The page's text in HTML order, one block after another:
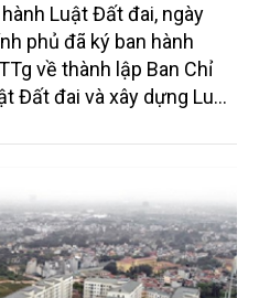
Luật Đất đai, ngày
phủ đã ký ban hành
về thành lập Ban Chỉ
Đất đai và xây dựng Luật
Đất đai đến các bộ,
hiện tổng kết; đồng thời,
chi tiết theo Quyết định
5/3/2021.